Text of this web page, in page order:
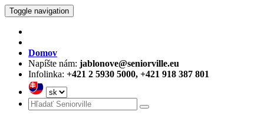
Toggle navigation
Domov
Napíšte nám: jablonove@seniorville.eu
Infolinka: +421 2 5930 5000, +421 918 387 801